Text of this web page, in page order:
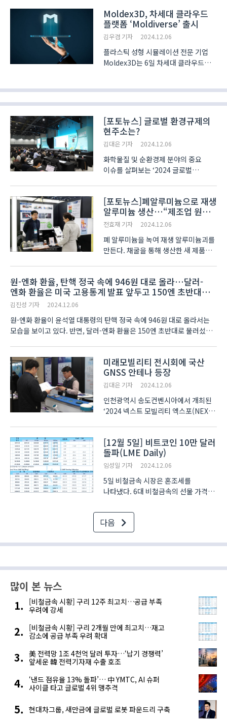
페스티벌’에 참가한 119레오가 방화복
업사이클링(Upcycling) 사업을
소개했다. 방..
Moldex3D, 차세대 클라우드
플랫폼 ‘Moldiverse’ 출시
김우겸 기자 2024.12.06
플라스틱 성형 시뮬레이션 전문 기업
Moldex3D는 6일 차세대 클라우드
재료 데이터베이스, 기계 관리, 디지털
트윈 기술, 전문 지식 공유 플랫폼을
통합해 플라스틱 성형 산업의 효율..
[포토뉴스] 글로벌 환경규제의
현주소는?
김대은 기자 2024.12.06
화학물질 및 순환경제 분야의 중요
이슈를 살펴보는 ‘2024 글로벌
일환으로 6일 개최됐다. 이번 세미나는
EU가 실시하는 CBAM(Carbon
Border Adjustment Me..
[포토뉴스]폐알루미늄으로 재생
알루미늄 생산…“제조업 원료
공급”
전효재 기자 2024.12.06
폐 알루미늄을 녹여 재생 알루미늄괴를
만든다. 채굴을 통해 생산한 새 제품과
페스티벌’에 참가한 티지와이가
폐자원에서 알루미늄 등 비철금속을
원-엔화 환율, 탄핵 정국 속에 946원 대로 올라…달러-
엔화 환율은 미국 고용통계 발표 앞두고 150엔 초반대
기록
김진성 기자 2024.12.06
원-엔화 환율이 윤석열 대통령의 탄핵 정국 속에 946원 대로 올라서는
모습을 보이고 있다. 반면, 달러-엔화 환율은 150엔 초반대로 물러섰다.
미래모빌리티 전시회에 국산
GNSS 안테나 등장
김대은 기자 2024.12.06
인천광역시 송도컨벤시아에서 개최된
‘2024 넥스트 모빌리티 엑스포(NEXT
Navigation Satellite System의
줄임말로, 미국의 GPS(Global
Positioning System)를 비롯한 ..
[12월 5일] 비트코인 10만 달러
돌파(LME Daily)
임성일 기자 2024.12.06
5일 비철금속 시장은 혼조세를
나타냈다. 6대 비철금속의 선물 가격을
변동을 기록한 품목은 없었다. LME
거래소의 3개월물 구리의 경우 이날 약
0.30% 가량 하락했는데 가격에 영향을
줄 특별한 소식은 없..
다음
많이 본 뉴스
[비철금속 시황] 구리 12주 최고치…공급 부족
우려에 강세
[비철금속 시황] 구리 2개월 만에 최고치…재고
감소에 공급 부족 우려 확대
美 전력망 1조 4천억 달러 투자…‘납기 경쟁력’
앞세운 韓 전력기자재 수출 호조
‘낸드 점유율 13% 돌파’… 中 YMTC, AI 슈퍼
사이클 타고 글로벌 4위 맹추격
현대차그룹, 새만금에 글로벌 로봇 파운드리 구축